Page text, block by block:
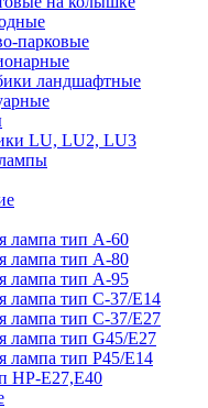
парковые
ландшафтные
LU, LU2, LU3
лампа тип A-60
лампа тип A-80
лампа тип A-95
лампа тип C-37/Е14
лампа тип C-37/Е27
лампа тип G45/E27
лампа тип P45/E14
HP-E27,E40